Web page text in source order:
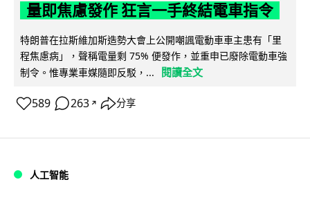
量即焦慮發作 狂言一手終結電車指令
特朗普在拉斯維加斯造勢大會上公開嘲諷電動車車主患有「里
程焦慮病」，聲稱電量剩 75% 便發作，並重申已廢除電動車強
制令。惟專業車媒隨即反駁，...
閱讀全文
589 263 ↗ 分享
人工智能